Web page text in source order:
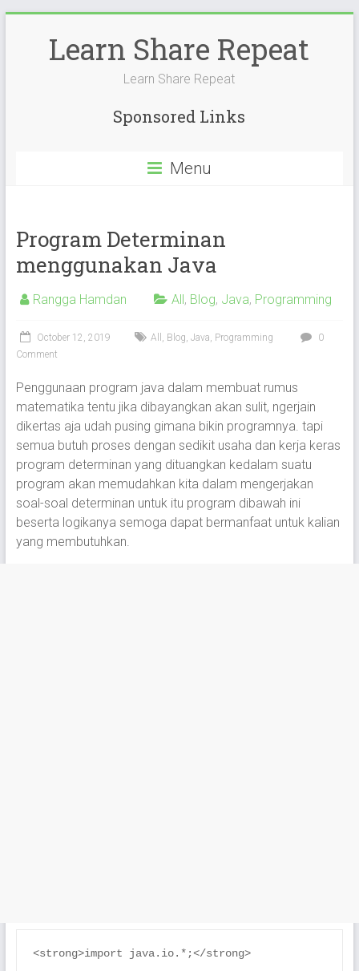
Learn Share Repeat
Learn Share Repeat
Sponsored Links
Menu
Program Determinan
menggunakan Java
Rangga Hamdan All, Blog, Java, Programming
October 12, 2019 All , Blog, Java, Programming
0
Comment
Penggunaan program java dalam membuat rumus
matematika tentu jika dibayangkan akan sulit, ngerjain
dikertas aja udah pusing gimana bikin programnya. tapi
semua butuh proses dengan sedikit usaha dan kerja keras
program determinan yang dituangkan kedalam suatu
program akan memudahkan kita dalam mengerjakan
soal-soal determinan untuk itu program dibawah ini
beserta logikanya semoga dapat bermanfaat untuk kalian
yang membutuhkan.
<strong>import java.io.*;</strong>